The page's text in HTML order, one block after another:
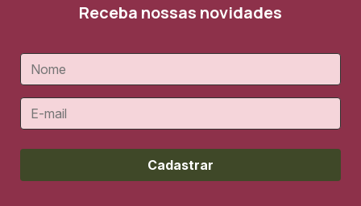
Receba nossas novidades
Cadastrar